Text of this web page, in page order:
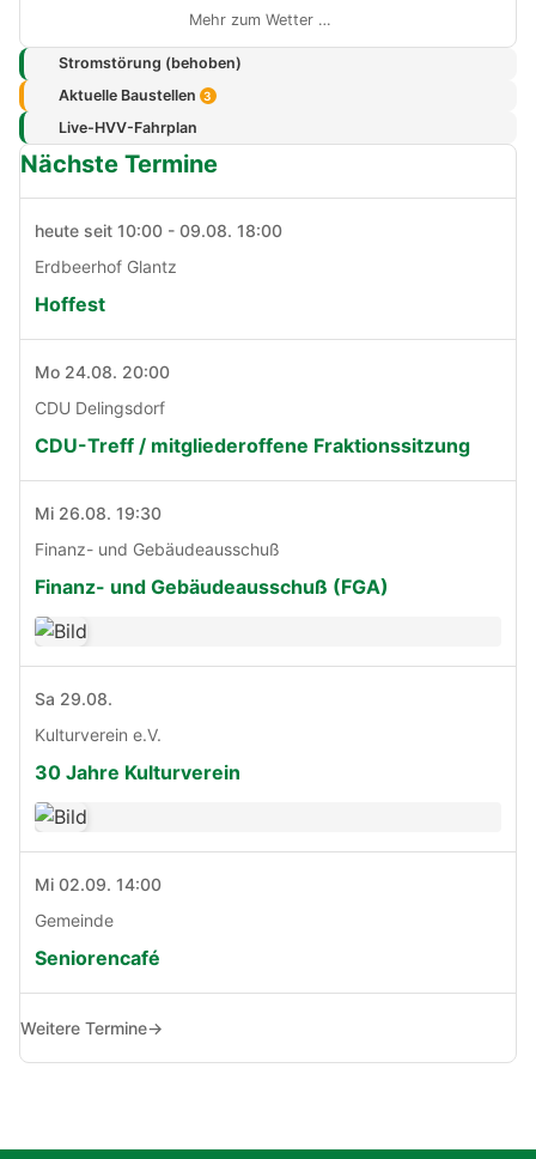
Mehr zum Wetter …
Stromstörung (behoben)
Aktuelle Baustellen 3
Live-HVV-Fahrplan
Nächste Termine
heute seit 10:00 - 09.08. 18:00
Erdbeerhof Glantz
Hoffest
Mo 24.08. 20:00
CDU Delingsdorf
CDU-Treff / mitgliederoffene Fraktionssitzung
Mi 26.08. 19:30
Finanz- und Gebäudeausschuß
Finanz- und Gebäudeausschuß (FGA)
Sa 29.08.
Kulturverein e.V.
30 Jahre Kulturverein
Mi 02.09. 14:00
Gemeinde
Seniorencafé
Weitere Termine→